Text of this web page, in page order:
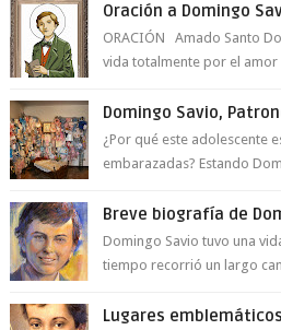
Oración a Domingo
ORACIÓN Amado Santo
vida totalmente por el amor
Domingo Savio,
¿Por qué este adolescente
embarazadas? Estando
Breve biografía de
Domingo Savio tuvo una
tiempo recorrió un largo
Lugares